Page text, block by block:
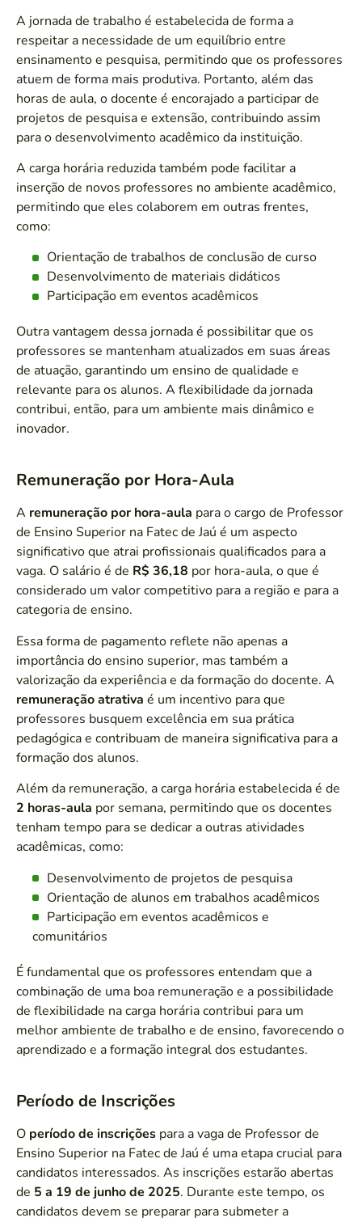
A jornada de trabalho é estabelecida de forma a
respeitar a necessidade de um equilíbrio entre
ensinamento e pesquisa, permitindo que os professores
atuem de forma mais produtiva. Portanto, além das
horas de aula, o docente é encorajado a participar de
projetos de pesquisa e extensão, contribuindo assim
para o desenvolvimento acadêmico da instituição.
A carga horária reduzida também pode facilitar a
inserção de novos professores no ambiente acadêmico,
permitindo que eles colaborem em outras frentes,
como:
Orientação de trabalhos de conclusão de curso
Desenvolvimento de materiais didáticos
Participação em eventos acadêmicos
Outra vantagem dessa jornada é possibilitar que os
professores se mantenham atualizados em suas áreas
de atuação, garantindo um ensino de qualidade e
relevante para os alunos. A flexibilidade da jornada
contribui, então, para um ambiente mais dinâmico e
inovador.
Remuneração por Hora-Aula
A remuneração por hora-aula para o cargo de Professor
de Ensino Superior na Fatec de Jaú é um aspecto
significativo que atrai profissionais qualificados para a
vaga. O salário é de R$ 36,18 por hora-aula, o que é
considerado um valor competitivo para a região e para a
categoria de ensino.
Essa forma de pagamento reflete não apenas a
importância do ensino superior, mas também a
valorização da experiência e da formação do docente. A
remuneração atrativa é um incentivo para que
professores busquem excelência em sua prática
pedagógica e contribuam de maneira significativa para a
formação dos alunos.
Além da remuneração, a carga horária estabelecida é de
2 horas-aula por semana, permitindo que os docentes
tenham tempo para se dedicar a outras atividades
acadêmicas, como:
Desenvolvimento de projetos de pesquisa
Orientação de alunos em trabalhos acadêmicos
Participação em eventos acadêmicos e
comunitários
É fundamental que os professores entendam que a
combinação de uma boa remuneração e a possibilidade
de flexibilidade na carga horária contribui para um
melhor ambiente de trabalho e de ensino, favorecendo o
aprendizado e a formação integral dos estudantes.
Período de Inscrições
O período de inscrições para a vaga de Professor de
Ensino Superior na Fatec de Jaú é uma etapa crucial para
candidatos interessados. As inscrições estarão abertas
de 5 a 19 de junho de 2025. Durante este tempo, os
candidatos devem se preparar para submeter a